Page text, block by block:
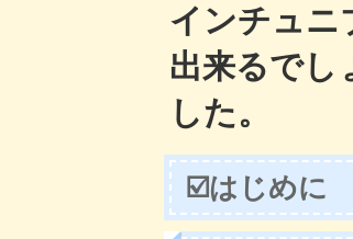
害
事
象
発
も
少
な
インチュニ
出来るでし
した。
☑️はじめに